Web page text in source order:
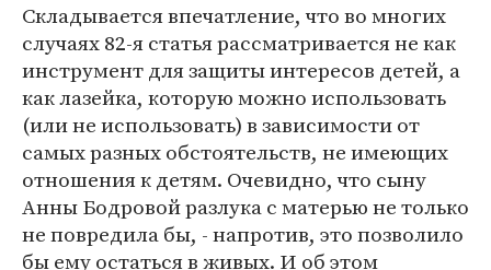
Складывается впечатление, что во многих
случаях 82-я статья рассматривается не как
инструмент для защиты интересов детей, а
как лазейка, которую можно использовать
(или не использовать) в зависимости от
самых разных обстоятельств, не имеющих
отношения к детям. Очевидно, что сыну
Анны Бодровой разлука с матерью не только
не повредила бы, - напротив, это позволило
бы ему остаться в живых. И об этом